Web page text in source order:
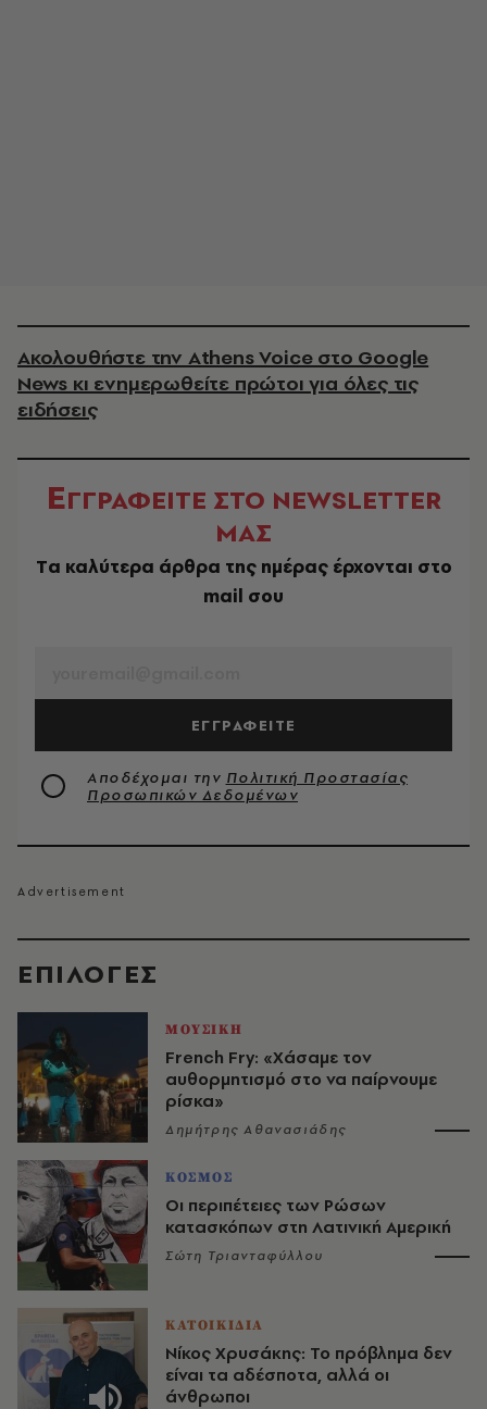
EΠΙΛΟΓΈΣ
ΜΟΥΣΙΚΗ
French Fry: «Χάσαμε τον
αυθορμητισμό στο να παίρνουμε
ρίσκα»
Δημήτρης Αθανασιάδης
ΚΟΣΜΟΣ
Οι περιπέτειες των Ρώσων
κατασκόπων στη Λατινική Αμερική
Σώτη Τριανταφύλλου
ΚΑΤΟΙΚΙΔΙΑ
Νίκος Χρυσάκης: Το πρόβλημα δεν
είναι τα αδέσποτα, αλλά οι
άνθρωποι
Ακολουθήστε την Athens Voice στο Google
News κι ενημερωθείτε πρώτοι για όλες τις
ειδήσεις
ΕΓΓΡΑΦΕΙΤΕ ΣΤΟ NEWSLETTER
ΜΑΣ
Tα καλύτερα άρθρα της ημέρας έρχονται στο
mail σου
ΕΓΓΡΑΦΕΙΤΕ
Αποδέχομαι την Πολιτική Προστασίας
Προσωπικών Δεδομένων